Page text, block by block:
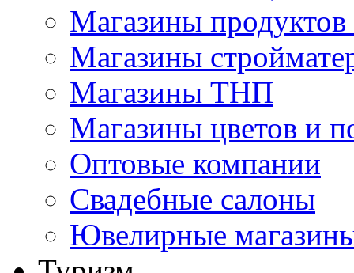
Магазины продуктов
Магазины
Магазины ТНП
Магазины цветов и
Оптовые компании
Свадебные салоны
Ювелирные